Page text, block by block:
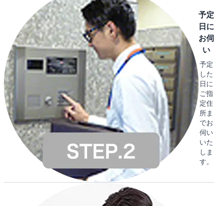
予定
日に
お伺
い
予定
した
日に
ご指
定住
所ま
でお
伺い
いた
しま
す。